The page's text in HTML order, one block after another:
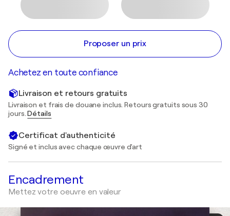
Proposer un prix
Achetez en toute confiance
Livraison et retours gratuits
Livraison et frais de douane inclus. Retours gratuits sous 30
jours.Détails
Certificat d'authenticité
Signé et inclus avec chaque œuvre d'art
Encadrement
Mettez votre oeuvre en valeur